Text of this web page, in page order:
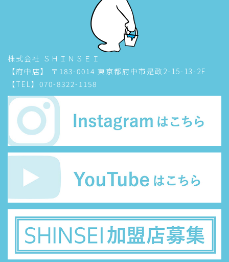
株式会社 ＳＨＩＮＳＥＩ
【府中店】 〒183-0014 東京都府中市是政2-15-13-2F
【TEL】070-8322-1158